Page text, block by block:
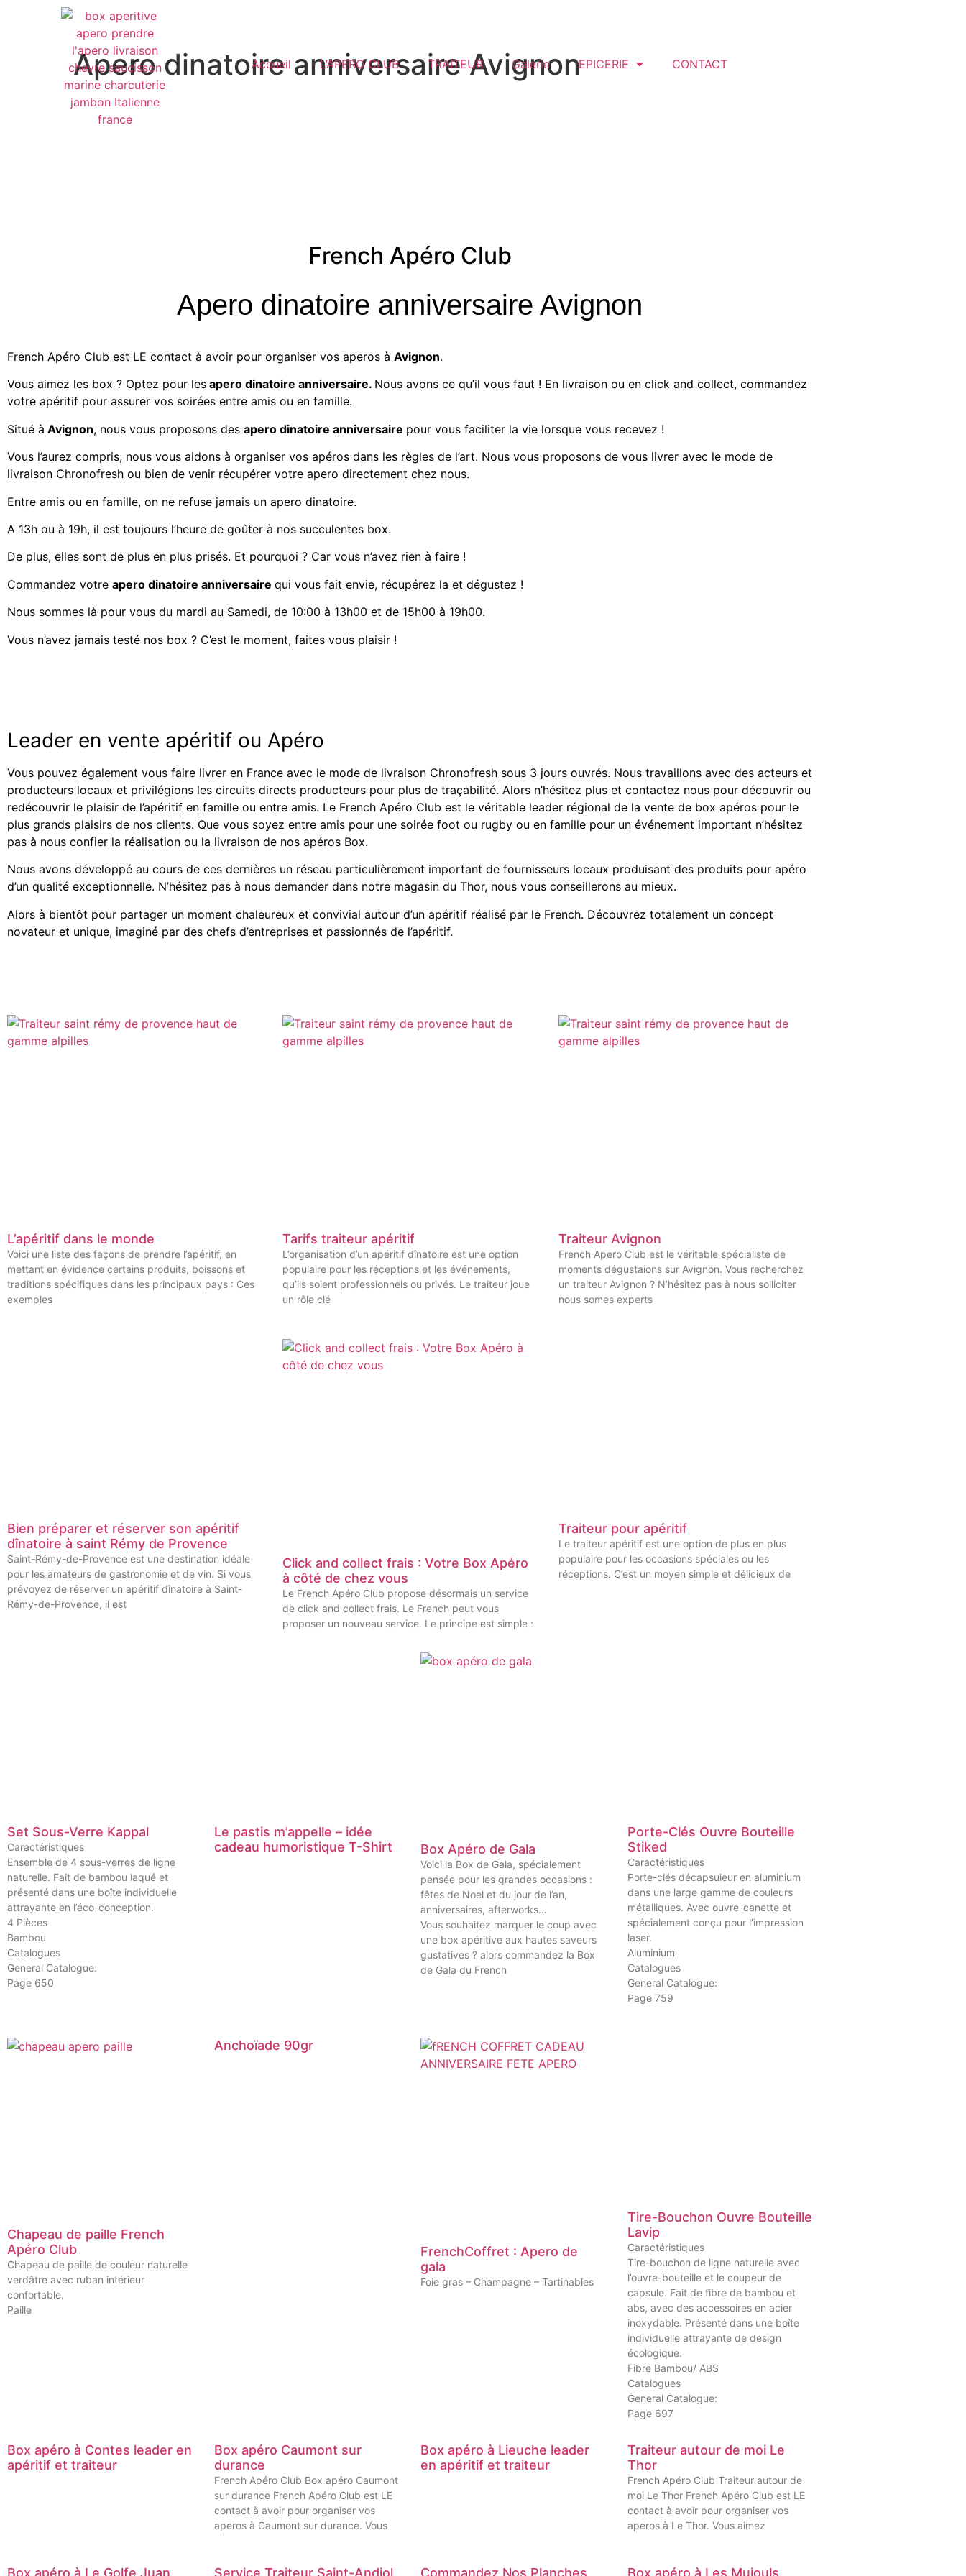
Accueil L’APERO CLUB TRAITEUR Galerie EPICERIE CONTACT
Apero dinatoire anniversaire Avignon
French Apéro Club
Apero dinatoire anniversaire Avignon
French Apéro Club est LE contact à avoir pour organiser vos aperos à Avignon.
Vous aimez les box ? Optez pour les apero dinatoire anniversaire. Nous avons ce qu’il vous faut ! En livraison ou en click and collect, commandez
votre apéritif pour assurer vos soirées entre amis ou en famille.
Situé à Avignon, nous vous proposons des apero dinatoire anniversaire pour vous faciliter la vie lorsque vous recevez !
Vous l’aurez compris, nous vous aidons à organiser vos apéros dans les règles de l’art. Nous vous proposons de vous livrer avec le mode de
livraison Chronofresh ou bien de venir récupérer votre apero directement chez nous.
Entre amis ou en famille, on ne refuse jamais un apero dinatoire.
A 13h ou à 19h, il est toujours l’heure de goûter à nos succulentes box.
De plus, elles sont de plus en plus prisés. Et pourquoi ? Car vous n’avez rien à faire !
Commandez votre apero dinatoire anniversaire qui vous fait envie, récupérez la et dégustez !
Nous sommes là pour vous du mardi au Samedi, de 10:00 à 13h00 et de 15h00 à 19h00.
Vous n’avez jamais testé nos box ? C’est le moment, faites vous plaisir !
Leader en vente apéritif ou Apéro
Vous pouvez également vous faire livrer en France avec le mode de livraison Chronofresh sous 3 jours ouvrés. Nous travaillons avec des acteurs et
producteurs locaux et privilégions les circuits directs producteurs pour plus de traçabilité. Alors n’hésitez plus et contactez nous pour découvrir ou
redécouvrir le plaisir de l’apéritif en famille ou entre amis. Le French Apéro Club est le véritable leader régional de la vente de box apéros pour le
plus grands plaisirs de nos clients. Que vous soyez entre amis pour une soirée foot ou rugby ou en famille pour un événement important n’hésitez
pas à nous confier la réalisation ou la livraison de nos apéros Box.
Nous avons développé au cours de ces dernières un réseau particulièrement important de fournisseurs locaux produisant des produits pour apéro
d’un qualité exceptionnelle. N’hésitez pas à nous demander dans notre magasin du Thor, nous vous conseillerons au mieux.
Alors à bientôt pour partager un moment chaleureux et convivial autour d’un apéritif réalisé par le French. Découvrez totalement un concept
novateur et unique, imaginé par des chefs d’entreprises et passionnés de l’apéritif.
L’apéritif dans le monde
Voici une liste des façons de prendre l’apéritif, en
mettant en évidence certains produits, boissons et
traditions spécifiques dans les principaux pays : Ces
exemples
Tarifs traiteur apéritif
L’organisation d’un apéritif dînatoire est une option
populaire pour les réceptions et les événements,
qu’ils soient professionnels ou privés. Le traiteur joue
un rôle clé
Traiteur Avignon
French Apero Club est le véritable spécialiste de
moments dégustaions sur Avignon. Vous recherchez
un traiteur Avignon ? N’hésitez pas à nous solliciter
nous somes experts
Bien préparer et réserver son apéritif
dînatoire à saint Rémy de Provence
Saint-Rémy-de-Provence est une destination idéale
pour les amateurs de gastronomie et de vin. Si vous
prévoyez de réserver un apéritif dînatoire à Saint-
Rémy-de-Provence, il est
Click and collect frais : Votre Box Apéro
à côté de chez vous
Le French Apéro Club propose désormais un service
de click and collect frais. Le French peut vous
proposer un nouveau service. Le principe est simple :
Traiteur pour apéritif
Le traiteur apéritif est une option de plus en plus
populaire pour les occasions spéciales ou les
réceptions. C’est un moyen simple et délicieux de
Set Sous-Verre Kappal
Caractéristiques
Ensemble de 4 sous-verres de ligne
naturelle. Fait de bambou laqué et
présenté dans une boîte individuelle
attrayante en l’éco-conception.
4 Pièces
Bambou
Catalogues
General Catalogue:
Page 650
Le pastis m’appelle – idée
cadeau humoristique T-Shirt
Box Apéro de Gala
Voici la Box de Gala, spécialement
pensée pour les grandes occasions :
fêtes de Noel et du jour de l’an,
anniversaires, afterworks…
Vous souhaitez marquer le coup avec
une box apéritive aux hautes saveurs
gustatives ? alors commandez la Box
de Gala du French
Porte-Clés Ouvre Bouteille
Stiked
Caractéristiques
Porte-clés décapsuleur en aluminium
dans une large gamme de couleurs
métalliques. Avec ouvre-canette et
spécialement conçu pour l’impression
laser.
Aluminium
Catalogues
General Catalogue:
Page 759
Chapeau de paille French
Apéro Club
Chapeau de paille de couleur naturelle
verdâtre avec ruban intérieur
confortable.
Paille
Anchoïade 90gr
FrenchCoffret : Apero de
gala
Foie gras – Champagne – Tartinables
Tire-Bouchon Ouvre Bouteille
Lavip
Caractéristiques
Tire-bouchon de ligne naturelle avec
l’ouvre-bouteille et le coupeur de
capsule. Fait de fibre de bambou et
abs, avec des accessoires en acier
inoxydable. Présenté dans une boîte
individuelle attrayante de design
écologique.
Fibre Bambou/ ABS
Catalogues
General Catalogue:
Page 697
Box apéro à Contes leader en
apéritif et traiteur
Box apéro Caumont sur
durance
French Apéro Club Box apéro Caumont
sur durance French Apéro Club est LE
contact à avoir pour organiser vos
aperos à Caumont sur durance. Vous
Box apéro à Lieuche leader
en apéritif et traiteur
Traiteur autour de moi Le
Thor
French Apéro Club Traiteur autour de
moi Le Thor French Apéro Club est LE
contact à avoir pour organiser vos
aperos à Le Thor. Vous aimez
Box apéro à Le Golfe Juan Service Traiteur Saint-Andiol Commandez Nos Planches Box apéro à Les Mujouls